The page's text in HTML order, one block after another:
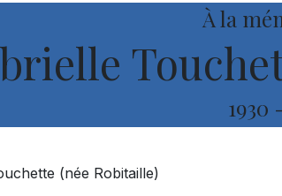
À la
1930
(née Robitaille)